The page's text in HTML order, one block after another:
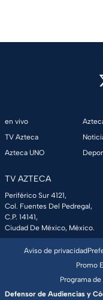
en vivo
TV Azteca
Azteca UNO
TV AZTECA
Periférico Sur 4121,
Col. Fuentes Del Pedregal,
C.P. 14141,
Ciudad De México, México.
Aviso de privacidad
Promo
Programa
Defensor de Audiencias y